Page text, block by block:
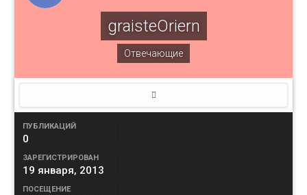
graisteOriern
Отвечающие
ПУБЛИКАЦИЙ
0
ЗАРЕГИСТРИРОВАН
19 января, 2013
ПОСЕЩЕНИЕ